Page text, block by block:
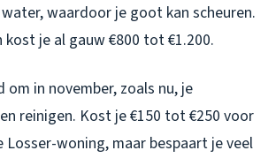
waardoor je goot kan scheuren.
kost je al gauw €800 tot €1.200.
om in november, zoals nu, je
reinigen. Kost je €150 tot €250 voor
Losser-woning, maar bespaart je veel